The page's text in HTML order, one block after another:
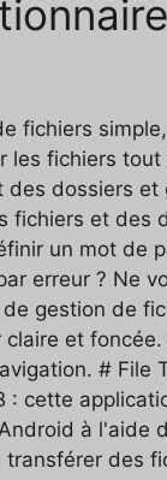
fichiers
les fichiers
dossiers
et
un mot de
erreur ? Ne
gestion de
et
# File
cette
à l'aide
des